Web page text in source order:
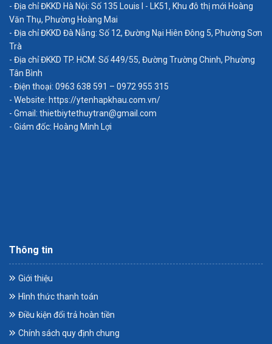
- Địa chỉ ĐKKD Hà Nội: Số 135 Louis I - LK51, Khu đô thị mới Hoàng
Văn Thụ, Phường Hoàng Mai
- Địa chỉ ĐKKD Đà Nẵng: Số 12, Đường Nại Hiên Đông 5, Phường Sơn
Trà
- Địa chỉ ĐKKD TP. HCM: Số 449/55, Đường Trường Chinh, Phường
Tân Bình
- Điện thoại: 0963 638 591 – 0972 955 315
- Website: https://ytenhapkhau.com.vn/
- Gmail: thietbiytethuytran@gmail.com
- Giám đốc: Hoàng Minh Lợi
Thông tin
Giới thiệu
Hình thức thanh toán
Điều kiện đổi trả hoàn tiền
Chính sách quy định chung